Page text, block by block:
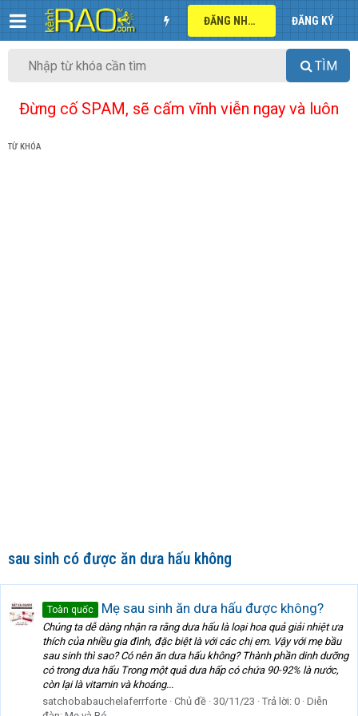
ĐĂNG NHẬP ĐĂNG KÝ
TÌM
Đừng cố SPAM, sẽ cấm vĩnh viễn ngay và luôn
TỪ KHÓA
sau sinh có được ăn dưa hấu không
Toàn quốc Mẹ sau sinh ăn dưa hấu được không?
Chúng ta dễ dàng nhận ra rằng dưa hấu là loại hoa quả giải nhiệt ưa
thích của nhiều gia đình, đặc biệt là với các chị em. Vậy với mẹ bầu
sau sinh thì sao? Có nên ăn dưa hấu không? Thành phần dinh dưỡng
có trong dưa hấu Trong một quả dưa hấp có chứa 90-92% là nước,
còn lại là vitamin và khoáng...
satchobabauchelaferrforte Chủ đề 30/11/23 Trả lời: 0 Diễn